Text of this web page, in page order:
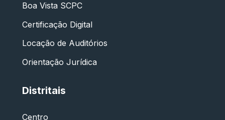
Boa Vista SCPC
Certificação Digital
Locação de Auditórios
Orientação Jurídica
Distritais
Centro